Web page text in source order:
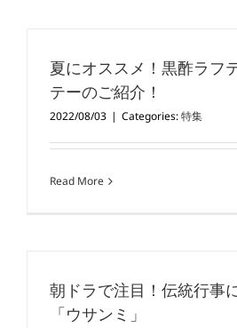
夏にオススメ！黒酢ラフ
テーのご紹介！
2022/08/03 | Categories:特集
Read More
朝ドラで注目！伝統行事
「ウサンミ」